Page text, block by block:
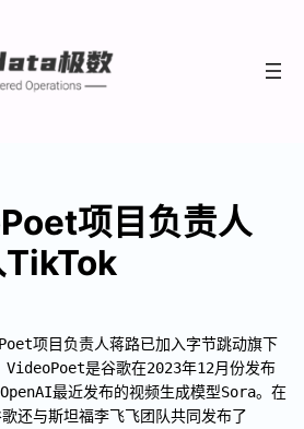
项目负责人
TikTok
项目负责人蒋路已加入字节跳动旗下
是谷歌在2023年12月份发布
最近发布的视频生成模型Sora。在
还与斯坦福李飞飞团队共同发布了